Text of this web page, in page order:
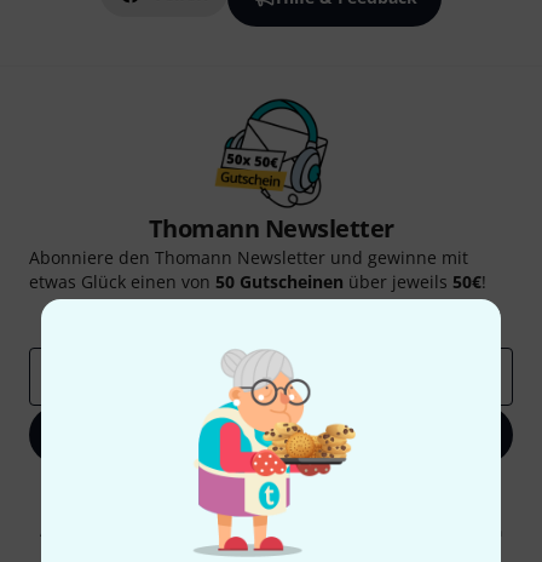
Thomann Newsletter
Abonniere den Thomann Newsletter und gewinne mit
etwas Glück einen von 50 Gutscheinen über jeweils 50€!
Thomann Insights
Jetzt anmelden
Mit Klick auf „Jetzt anmelden“ stimmen Sie dem Erhalt von E-Mail-
Werbung und einer Messung des E-Mail-Nutzungsverhaltens zu. Die
Abmeldung ist jederzeit möglich. Weitere Informationen finden Sie in
unserenDatenschutzhinweisen